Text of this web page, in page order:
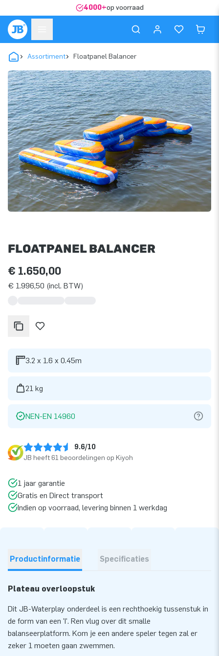
4000+op voorraad
Assortiment Floatpanel Balancer
FLOATPANEL BALANCER
€ 1.650,00
€ 1.996,50 (incl. BTW)
3.2 x 1.6 x 0.45m
21 kg
NEN-EN 14960
9.6/10
JB heeft 61 beoordelingen op Kiyoh
1 jaar garantie
Gratis en Direct transport
Indien op voorraad, levering binnen 1 werkdag
Productinformatie Specificaties
Plateau overloopstuk
Dit JB-Waterplay onderdeel is een rechthoekig tussenstuk in
de form van een 'I'. Ren vlug over dit smalle
balanseerplatform. Kom je een andere speler tegen zal er
zeker 1 moeten gaan zwemmen.